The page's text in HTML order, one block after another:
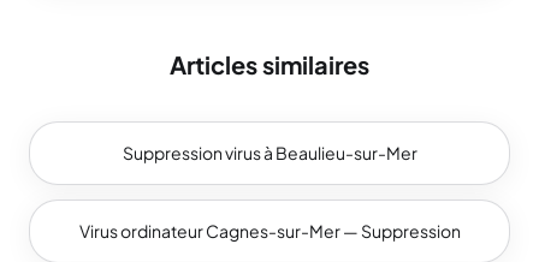
Articles similaires
Suppression virus à Beaulieu-sur-Mer
Virus ordinateur Cagnes-sur-Mer — Suppression